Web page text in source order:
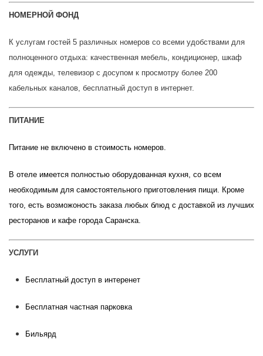
НОМЕРНОЙ ФОНД
К услугам гостей 5 различных номеров со всеми удобствами для
полноценного отдыха: качественная мебель, кондиционер, шкаф
для одежды, телевизор с досупом к просмотру более 200
кабельных каналов, бесплатный доступ в интернет.
ПИТАНИЕ
Питание не включено в стоимость номеров.
В отеле имеется полностью оборудованная кухня, со всем
необходимым для самостоятельного приготовления пищи. Кроме
того, есть возможоность заказа любых блюд с доставкой из лучших
ресторанов и кафе города Саранска.
УСЛУГИ
Бесплатный доступ в интеренет
Бесплатная частная парковка
Бильярд